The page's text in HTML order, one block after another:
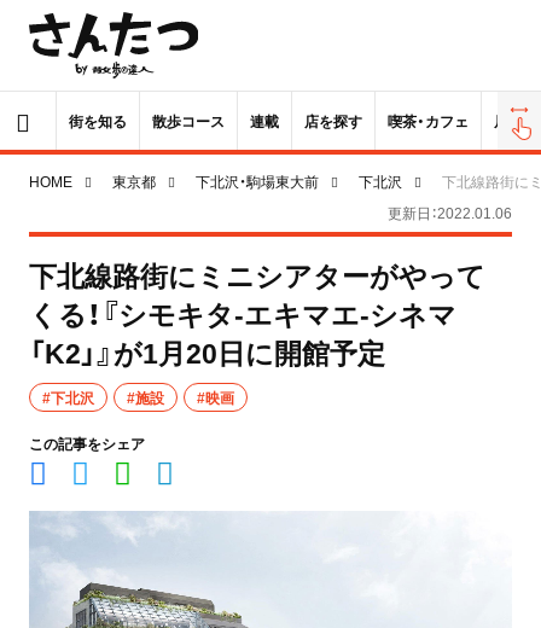
街を知る 散歩コース 連載 店を探す 喫茶・カフェ 居酒屋
HOME 東京都 下北沢・駒場東大前 下北沢
下北線路街に
更新日：2022.01.06
下北線路街にミニシアターがやって
くる！『シモキタ-エキマエ-シネマ
「K2」』が1月20日に開館予定
#下北沢 #施設 #映画
この記事をシェア